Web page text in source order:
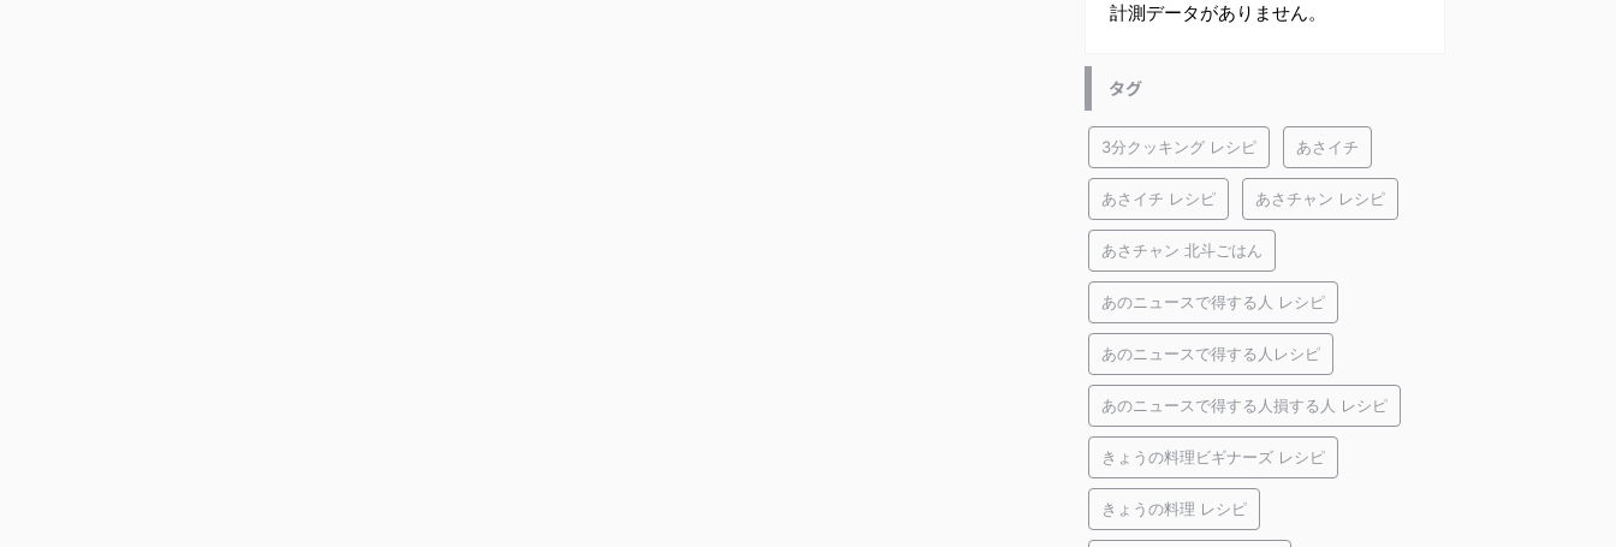
計測データがありません。
タグ
3分クッキング レシピ あさイチ
あさイチ レシピ あさチャン レシピ
あさチャン 北斗ごはん
あのニュースで得する人 レシピ
あのニュースで得する人レシピ
あのニュースで得する人損する人 レシピ
きょうの料理ビギナーズ レシピ
きょうの料理 レシピ